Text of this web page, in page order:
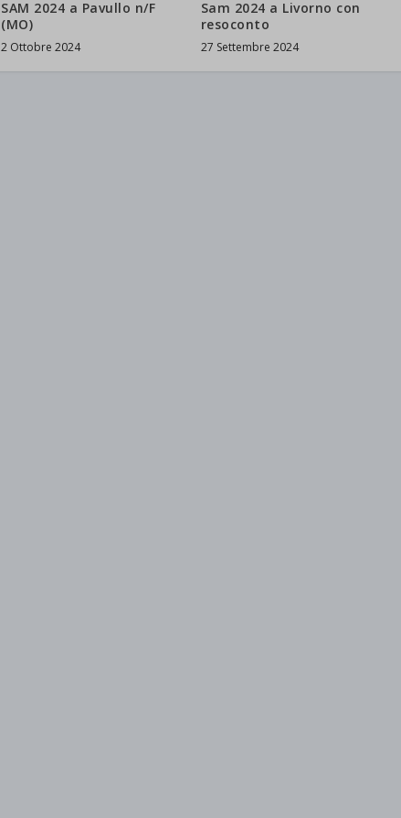
SAM 2024 a Pavullo n/F
(MO)
2 Ottobre 2024
Sam 2024 a Livorno con
resoconto
27 Settembre 2024